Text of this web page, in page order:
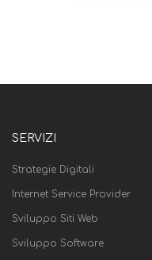
SERVIZI
Strategie Digitali
Internet Service Provider
Sviluppo Siti Web
Sviluppo Software